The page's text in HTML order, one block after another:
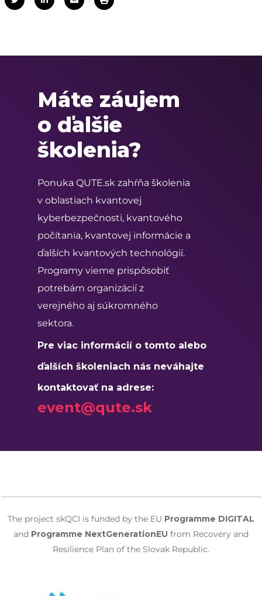
Máte záujem
o ďalšie
školenia?
Ponuka QUTE.sk zahŕňa školenia
v oblastiach kvantovej
kyberbezpečnosti, kvantového
počítania, kvantovej informácie a
ďalších kvantových technológií.
Programy vieme prispôsobiť
potrebám organizácií z
verejného aj súkromného
sektora.
Pre viac informácií o tomto alebo
ďalších školeniach nás neváhajte
kontaktovať na adrese:
event@qute.sk
The project skQCI is funded by the EU Programme DIGITAL
and Programme NextGenerationEU from Recovery and
Resilience Plan of the Slovak Republic.